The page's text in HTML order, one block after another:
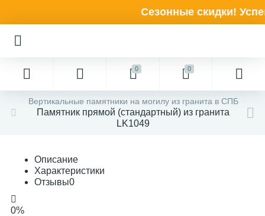
Сезонные скидки!
0 0
Вертикальные памятники на могилу из гранита в СПБ
Памятник прямой (стандартный) из гранита
LK1049
Описание
Характеристики
Отзывы0
0%